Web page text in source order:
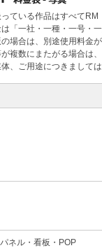
ている作品はすべてRM
「一社・一種・一号・
場合は、別途使用料金
複数にまたがる場合は
、ご用途につきまして
ネル・看板・POP